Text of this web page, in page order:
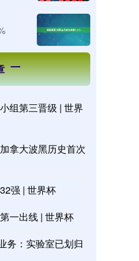
组第三晋级 | 世界
拿大波黑历史首次
强 | 世界杯
一出线 | 世界杯
务：实验室已划归